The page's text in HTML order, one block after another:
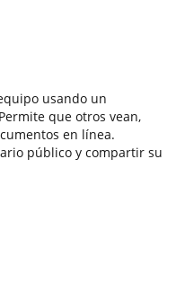
usando un
que otros vean,
en línea.
público y compartir su